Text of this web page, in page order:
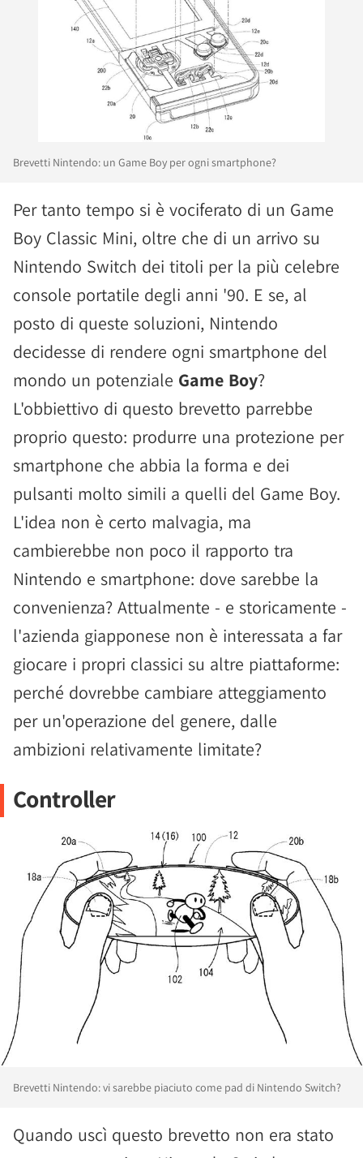
Brevetti Nintendo: un Game Boy per ogni smartphone?
Per tanto tempo si è vociferato di un Game
Boy Classic Mini, oltre che di un arrivo su
Nintendo Switch dei titoli per la più celebre
console portatile degli anni '90. E se, al
posto di queste soluzioni, Nintendo
decidesse di rendere ogni smartphone del
mondo un potenziale Game Boy?
L'obbiettivo di questo brevetto parrebbe
proprio questo: produrre una protezione per
smartphone che abbia la forma e dei
pulsanti molto simili a quelli del Game Boy.
L'idea non è certo malvagia, ma
cambierebbe non poco il rapporto tra
Nintendo e smartphone: dove sarebbe la
convenienza? Attualmente - e storicamente -
l'azienda giapponese non è interessata a far
giocare i propri classici su altre piattaforme:
perché dovrebbe cambiare atteggiamento
per un'operazione del genere, dalle
ambizioni relativamente limitate?
Controller
Brevetti Nintendo: vi sarebbe piaciuto come pad di Nintendo Switch?
Quando uscì questo brevetto non era stato